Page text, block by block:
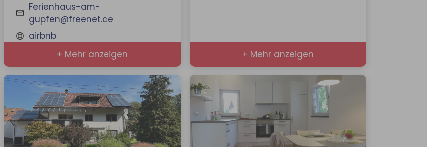
Ferienhaus-am-
gupfen@freenet.de
airbnb
+ Mehr anzeigen
+ Mehr anzeigen